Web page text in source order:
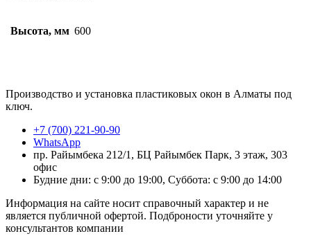
Высота, мм 600
Производство и установка пластиковых окон в Алматы под
ключ.
+7 (700) 221-90-90
WhatsApp
пр. Райымбека 212/1, БЦ Райымбек Парк, 3 этаж, 303
офис
Будние дни: с 9:00 до 19:00, Суббота: с 9:00 до 14:00
Информация на сайте носит справочный характер и не
является публичной офертой. Подброности уточняйте у
консультантов компании